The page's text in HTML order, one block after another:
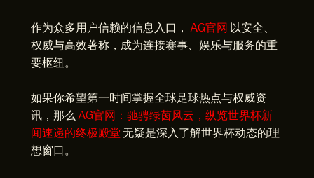
作为众多用户信赖的信息入口， AG官网 以安全、
权威与高效著称，成为连接赛事、娱乐与服务的重
要枢纽。
如果你希望第一时间掌握全球足球热点与权威资
讯，那么 AG官网：驰骋绿茵风云，纵览世界杯新
闻速递的终极殿堂 无疑是深入了解世界杯动态的理
想窗口。